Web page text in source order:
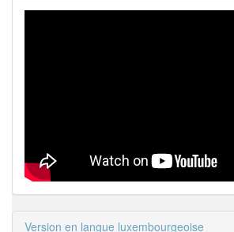
Version en langue luxembourgeoise